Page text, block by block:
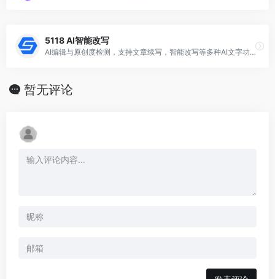
5118 AI智能改写
AI编辑与原创度检测，支持文章续写，智能改写等多种AI文字功能
暂无评论